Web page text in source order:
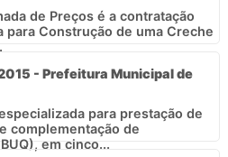
de Preços é a contratação
para Construção de uma Creche
- Prefeitura Municipal de
para prestação de
complementação de
em cinco...